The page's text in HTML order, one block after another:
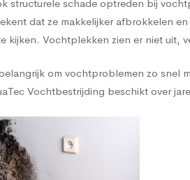
structurele schade optreden bij
dat ze makkelijker afbrokkelen
kijken. Vochtplekken zien er niet uit,
om vochtproblemen zo snel
Vochtbestrijding beschikt over